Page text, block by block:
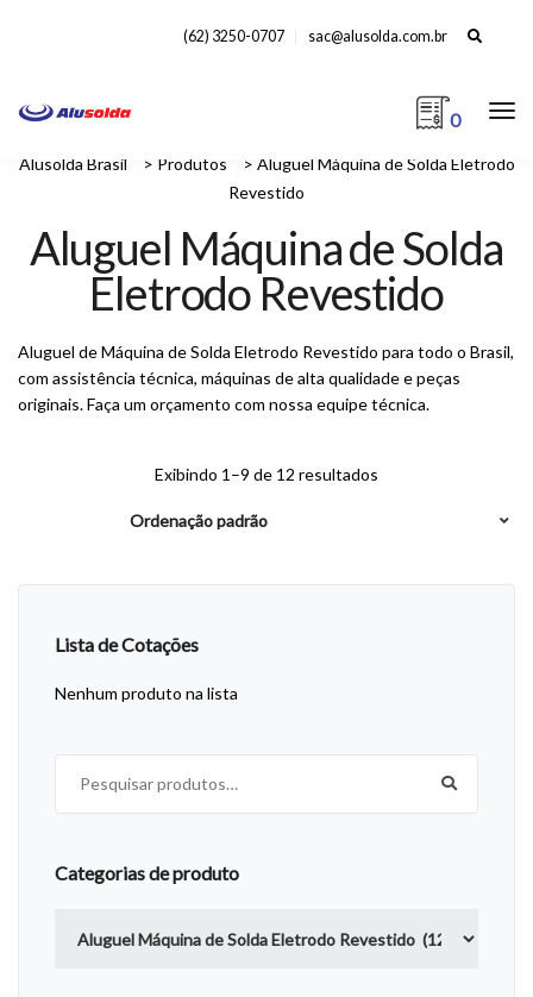
Search
(62) 3250-0707 sac@alusolda.com.br
0
Alusolda Brasil > Produtos > Aluguel Máquina de Solda Eletrodo
Revestido
Aluguel Máquina de Solda
Eletrodo Revestido
Aluguel de Máquina de Solda Eletrodo Revestido para todo o Brasil,
com assistência técnica, máquinas de alta qualidade e peças
originais. Faça um orçamento com nossa equipe técnica.
Exibindo 1–9 de 12 resultados
Lista de Cotações
Nenhum produto na lista
Categorias de produto